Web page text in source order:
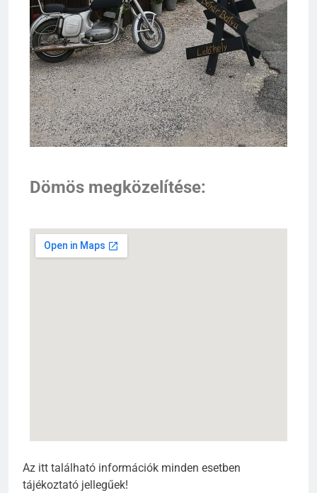
Dömös megközelítése:
Az itt található információk minden esetben
tájékoztató jellegűek!